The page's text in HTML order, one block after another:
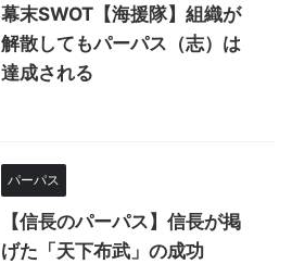
幕末SWOT【海援隊】組織が
解散してもパーパス（志）は
達成される
パーパス
【信長のパーパス】信長が掲
げた「天下布武」の成功